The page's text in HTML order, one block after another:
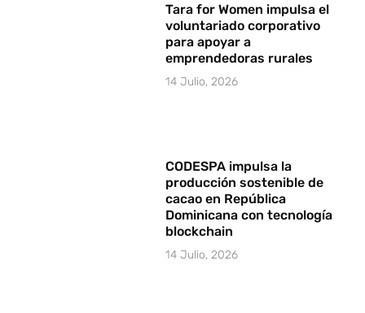
Tara for Women impulsa el
voluntariado corporativo
para apoyar a
emprendedoras rurales
14 Julio, 2026
CODESPA impulsa la
producción sostenible de
cacao en República
Dominicana con tecnología
blockchain
14 Julio, 2026